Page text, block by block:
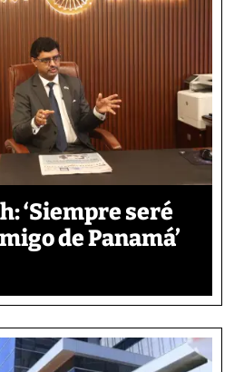
‘Siempre seré
de Panamá’